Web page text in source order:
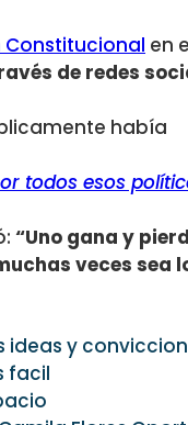
en
de redes
había
todos esos
“Uno gana y
veces sea
ideas y
facil